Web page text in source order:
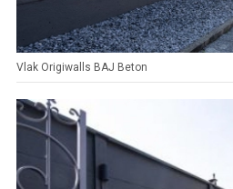
Vlak Origiwalls BAJ Beton